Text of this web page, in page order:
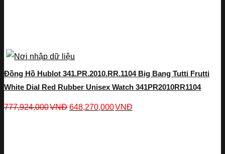
Đồng Hồ Hublot 341.PR.2010.RR.1104 Big Bang Tutti Frutti
White Dial Red Rubber Unisex Watch 341PR2010RR1104
777,924,000VNĐ 648,270,000VNĐ